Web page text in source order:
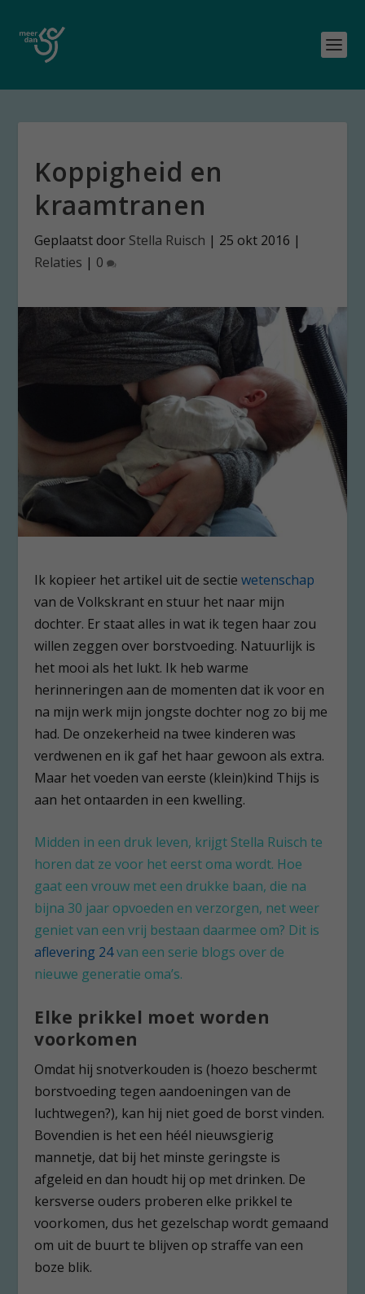
Koppigheid en
kraamtranen
Geplaatst door Stella Ruisch | 25 okt 2016 |
Relaties | 0
Ik kopieer het artikel uit de sectie wetenschap
van de Volkskrant en stuur het naar mijn
dochter. Er staat alles in wat ik tegen haar zou
willen zeggen over borstvoeding. Natuurlijk is
het mooi als het lukt. Ik heb warme
herinneringen aan de momenten dat ik voor en
na mijn werk mijn jongste dochter nog zo bij me
had. De onzekerheid na twee kinderen was
verdwenen en ik gaf het haar gewoon als extra.
Maar het voeden van eerste (klein)kind Thijs is
aan het ontaarden in een kwelling.
Midden in een druk leven, krijgt Stella Ruisch te
horen dat ze voor het eerst oma wordt. Hoe
gaat een vrouw met een drukke baan, die na
bijna 30 jaar opvoeden en verzorgen, net weer
geniet van een vrij bestaan daarmee om? Dit is
aflevering 24van een serie blogs over de
nieuwe generatie oma’s.
Elke prikkel moet worden
voorkomen
Omdat hij snotverkouden is (hoezo beschermt
borstvoeding tegen aandoeningen van de
luchtwegen?), kan hij niet goed de borst vinden.
Bovendien is het een héél nieuwsgierig
mannetje, dat bij het minste geringste is
afgeleid en dan houdt hij op met drinken. De
kersverse ouders proberen elke prikkel te
voorkomen, dus het gezelschap wordt gemaand
om uit de buurt te blijven op straffe van een
boze blik.